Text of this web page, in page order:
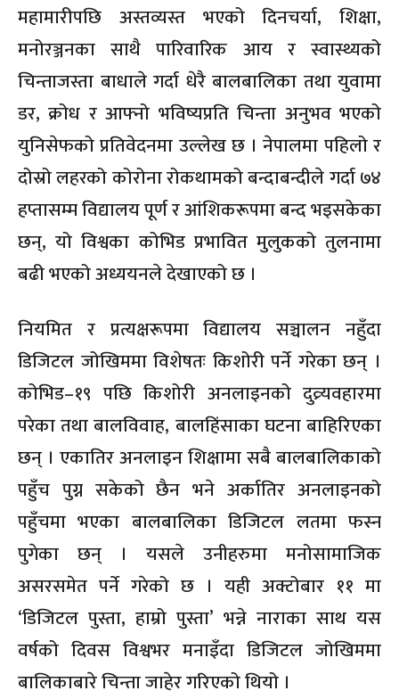
महामारीपछि अस्तव्यस्त भएको दिनचर्या, शिक्षा,
मनोरञ्जनका साथै पारिवारिक आय र स्वास्थ्यको
चिन्ताजस्ता बाधाले गर्दा धेरै बालबालिका तथा युवामा
डर, क्रोध र आफ्नो भविष्यप्रति चिन्ता अनुभव भएको
युनिसेफको प्रतिवेदनमा उल्लेख छ । नेपालमा पहिलो र
दोस्रो लहरको कोरोना रोकथामको बन्दाबन्दीले गर्दा ७४
हप्तासम्म विद्यालय पूर्ण र आंशिकरूपमा बन्द भइसकेका
छन्, यो विश्वका कोभिड प्रभावित मुलुकको तुलनामा
बढी भएको अध्ययनले देखाएको छ ।
नियमित र प्रत्यक्षरूपमा विद्यालय सञ्चालन नहुँदा
डिजिटल जोखिममा विशेषतः किशोरी पर्ने गरेका छन् ।
कोभिड–१९ पछि किशोरी अनलाइनको दुव्र्यवहारमा
परेका तथा बालविवाह, बालहिंसाका घटना बाहिरिएका
छन् । एकातिर अनलाइन शिक्षामा सबै बालबालिकाको
पहुँच पुग्न सकेको छैन भने अर्कातिर अनलाइनको
पहुँचमा भएका बालबालिका डिजिटल लतमा फस्न
पुगेका छन् । यसले उनीहरुमा मनोसामाजिक
असरसमेत पर्ने गरेको छ । यही अक्टोबार ११ मा
‘डिजिटल पुस्ता, हाम्रो पुस्ता’ भन्ने नाराका साथ यस
वर्षको दिवस विश्वभर मनाइँदा डिजिटल जोखिममा
बालिकाबारे चिन्ता जाहेर गरिएको थियो ।